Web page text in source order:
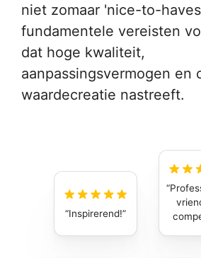
niet zomaar 'nice-to-
fundamentele vereisten
dat hoge kwaliteit,
aanpassingsvermogen en
waardecreatie nastreeft.
Inspirerend!